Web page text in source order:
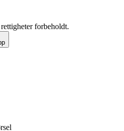
forbeholdt.